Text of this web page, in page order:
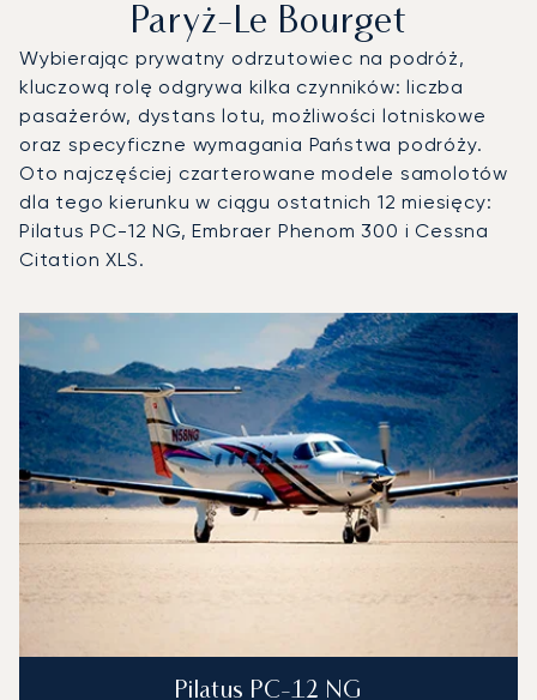
Paryż-Le Bourget
Wybierając prywatny odrzutowiec na podróż,
kluczową rolę odgrywa kilka czynników: liczba
pasażerów, dystans lotu, możliwości lotniskowe
oraz specyficzne wymagania Państwa podróży.
Oto najczęściej czarterowane modele samolotów
dla tego kierunku w ciągu ostatnich 12 miesięcy:
Pilatus PC-12 NG, Embraer Phenom 300 i Cessna
Citation XLS.
Zdjęcie samolotu
Model samolotuOperacje lotnicze w
Miejsca
Prędkość (km/h)
Prędkość (węzły)
Zasięg (km)
Zasięg (NM)
Pilatus PC-12 NG